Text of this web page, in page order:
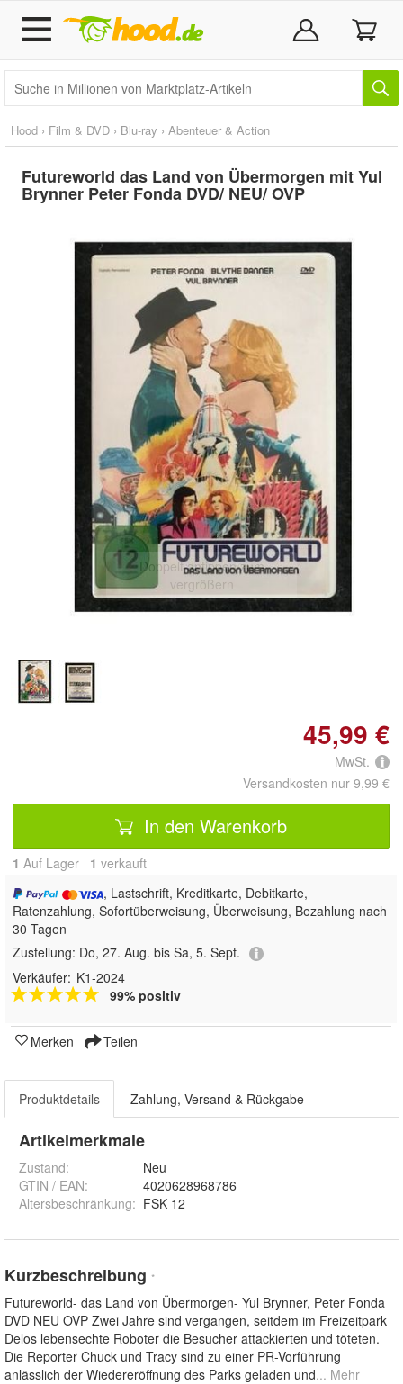
Hood › Film & DVD › Blu-ray › Abenteuer & Action
Futureworld das Land von Übermorgen mit Yul
Brynner Peter Fonda DVD/ NEU/ OVP
Doppelt antippen zum
vergrößern
45,99 €
MwSt.
Versandkosten nur 9,99 €
In den Warenkorb
1 Auf Lager 1 verkauft
, Lastschrift, Kreditkarte, Debitkarte,
Ratenzahlung, Sofortüberweisung, Überweisung, Bezahlung nach
30 Tagen
Zustellung: Do, 27. Aug. bis Sa, 5. Sept.
Verkäufer: K1-2024
99% positiv
Merken Teilen
Produktdetails Zahlung, Versand & Rückgabe
Artikelmerkmale
Zustand:
Neu
GTIN / EAN:
4020628968786
Altersbeschränkung: FSK 12
Kurzbeschreibung *
Futureworld- das Land von Übermorgen- Yul Brynner, Peter Fonda
DVD NEU OVP Zwei Jahre sind vergangen, seitdem im Freizeitpark
Delos lebensechte Roboter die Besucher attackierten und töteten.
Die Reporter Chuck und Tracy sind zu einer PR-Vorführung
anlässlich der Wiedereröffnung des Parks geladen und... Mehr